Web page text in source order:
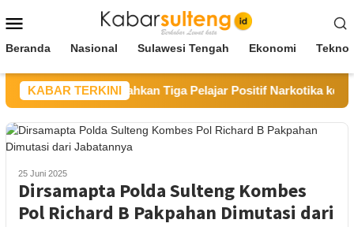
ke
Mobile
Beranda Nasional Sulawesi Tengah Ekonomi
KABAR TERKINI
BNN Poso Serahkan Tiga Pelajar Positif Narkotika ke
25 Juni 2025
Dirsamapta Polda Sulteng Kombes
Pol Richard B Pakpahan Dimutasi dari